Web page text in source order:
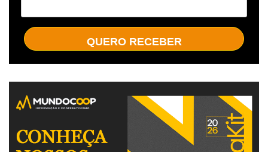
QUERO RECEBER